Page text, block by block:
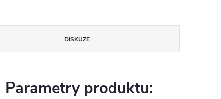
DISKUZE
Parametry produktu: